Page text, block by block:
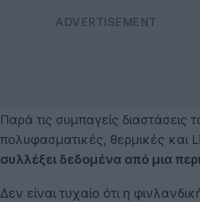
Παρά τις συμπαγείς
πολυφασματικές, θερμικές και
συλλέξει δεδομένα από μια
Δεν είναι τυχαίο ότι η